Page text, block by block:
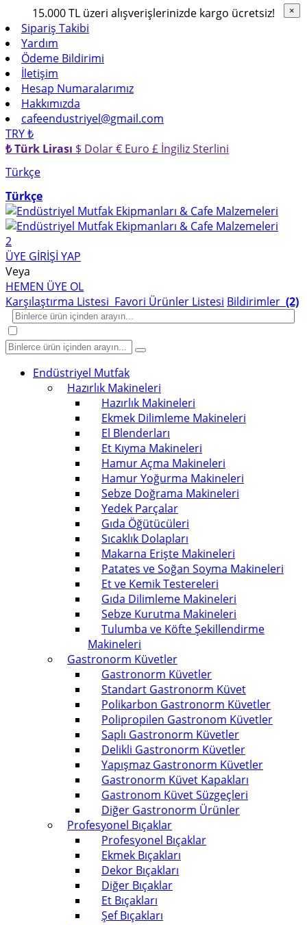
15.000 TL üzeri alışverişlerinizde kargo ücretsiz!
Sipariş Takibi
Yardım
Ödeme Bildirimi
İletişim
Hesap Numaralarımız
Hakkımızda
cafeendustriyel@gmail.com
TRY ₺
₺ Türk Lirası $ Dolar€ Euro £ İngiliz Sterlini
Türkçe
Türkçe
2
ÜYE GİRİŞİ YAP
Veya
HEMEN ÜYE OL
Karşılaştırma Listesi Favori Ürünler Listesi Bildirimler (2)
Endüstriyel Mutfak
Hazırlık Makineleri
Hazırlık Makineleri
Ekmek Dilimleme Makineleri
El Blenderları
Et Kıyma Makineleri
Hamur Açma Makineleri
Hamur Yoğurma Makineleri
Sebze Doğrama Makineleri
Yedek Parçalar
Gıda Öğütücüleri
Sıcaklık Dolapları
Makarna Erişte Makineleri
Patates ve Soğan Soyma Makineleri
Et ve Kemik Testereleri
Gıda Dilimleme Makineleri
Sebze Kurutma Makineleri
Tulumba ve Köfte Şekillendirme
Makineleri
Gastronorm Küvetler
Gastronorm Küvetler
Standart Gastronorm Küvet
Polikarbon Gastronorm Küvetler
Polipropilen Gastronom Küvetler
Saplı Gastronorm Küvetler
Delikli Gastronorm Küvetler
Yapışmaz Gastronorm Küvetler
Gastronorm Küvet Kapakları
Gastronom Küvet Süzgeçleri
Diğer Gastronorm Ürünler
Profesyonel Bıçaklar
Profesyonel Bıçaklar
Ekmek Bıçakları
Dekor Bıçakları
Diğer Bıçaklar
Et Bıçakları
Şef Bıçakları
×
×